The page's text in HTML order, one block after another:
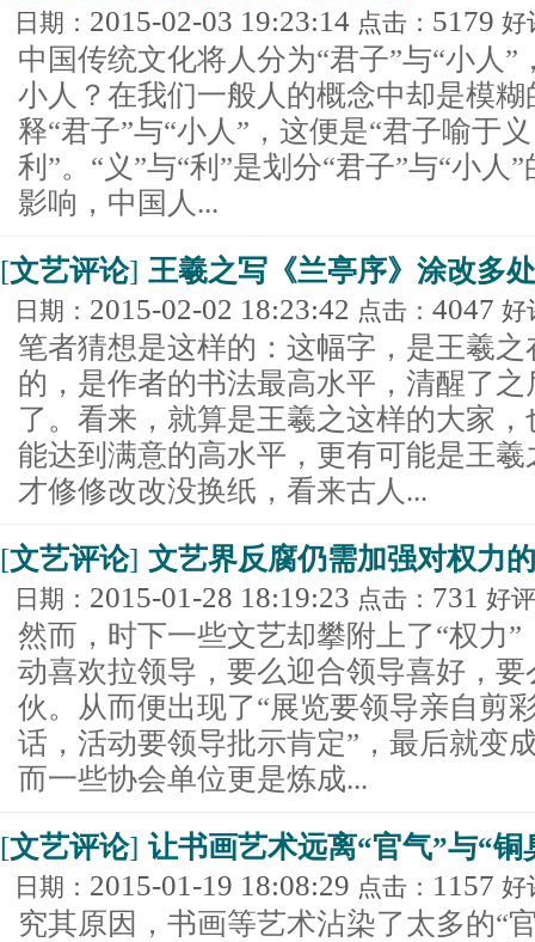
日期： 2015-02-03 19:23:14 点击： 5179 好
中国传统文化将人分为“君子”与“小人
小人？在我们一般人的概念中却是模
释“君子”与“小人”，这便是“君子喻于
利”。“义”与“利”是划分“君子”与“小人
影响，中国人...
[文艺评论] 王羲之写《兰亭序》涂改多
日期： 2015-02-02 18:23:42 点击： 4047 好
笔者猜想是这样的：这幅字，是王羲
的，是作者的书法最高水平，清醒了
了。看来，就算是王羲之这样的大家
能达到满意的高水平，更有可能是王
才修修改改没换纸，看来古人...
[文艺评论] 文艺界反腐仍需加强对权力
日期： 2015-01-28 18:19:23 点击： 731 好
然而，时下一些文艺却攀附上了“权力
动喜欢拉领导，要么迎合领导喜好，
伙。从而便出现了“展览要领导亲自剪
话，活动要领导批示肯定”，最后就变
而一些协会单位更是炼成...
[文艺评论] 让书画艺术远离“官气”与“铜
日期： 2015-01-19 18:08:29 点击： 1157 好
究其原因，书画等艺术沾染了太多的“